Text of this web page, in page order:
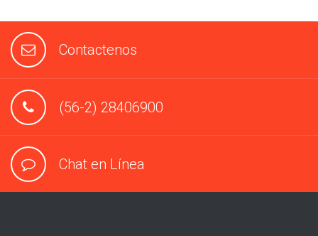
Contactenos
(56-2) 28406900
Chat en Línea